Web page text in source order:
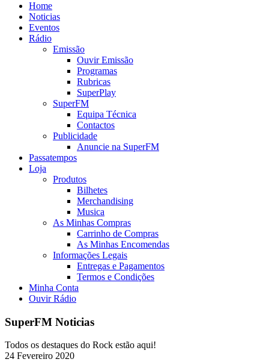
Home
Noticias
Eventos
Rádio
Emissão
Ouvir Emissão
Programas
Rubricas
SuperPlay
SuperFM
Equipa Técnica
Contactos
Publicidade
Anuncie na SuperFM
Passatempos
Loja
Produtos
Bilhetes
Merchandising
Musica
As Minhas Compras
Carrinho de Compras
As Minhas Encomendas
Informações Legais
Entregas e Pagamentos
Termos e Condições
Minha Conta
Ouvir Rádio
SuperFM Noticias
Todos os destaques do Rock estão aqui!
24 Fevereiro 2020